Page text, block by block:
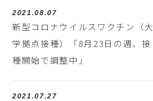
2021.08.07
新型コロナウイルスワクチン（大
学拠点接種）「8月23日の週、接
種開始で調整中」
2021.07.27